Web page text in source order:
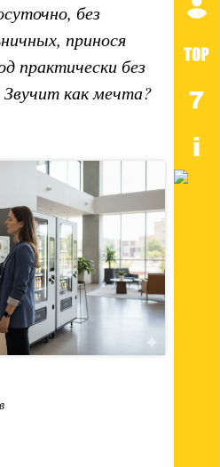
без
принося
практически без
как мечта?